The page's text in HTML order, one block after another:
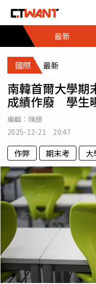
最新
國際 最新
南韓首爾大學期
成績作廢 學生
編輯： 陳頡
2025-12-21 20:47
作弊 期末考 大